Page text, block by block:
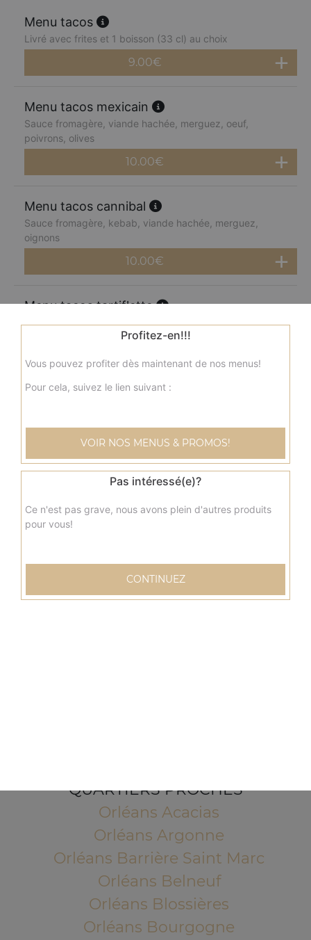
Menu tacos
Livré avec frites et 1 boisson (33 cl) au choix
9.00€
Menu tacos mexicain
Sauce fromagère, viande hachée, merguez, oeuf,
poivrons, olives
10.00€
Menu tacos cannibal
Sauce fromagère, kebab, viande hachée, merguez,
oignons
10.00€
Menu tacos tartiflette
Sauce fromagère, oignons, pommes de terre, reblochon,
10.00€
hachée, poivrons, olives
10.00€
QUARTIERS PROCHES
Orléans Acacias
Orléans Argonne
Orléans Barrière Saint Marc
Orléans Belneuf
Orléans Blossières
Orléans Bourgogne
Profitez-en!!!
Vous pouvez profiter dès maintenant de nos menus!
Pour cela, suivez le lien suivant :
VOIR NOS MENUS & PROMOS!
Pas intéressé(e)?
Ce n'est pas grave, nous avons plein d'autres produits
pour vous!
CONTINUEZ